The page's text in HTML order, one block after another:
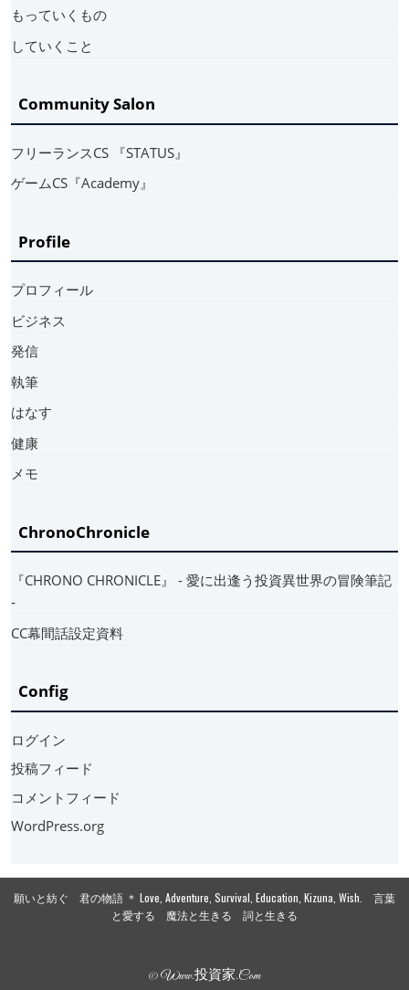
もっていくもの
していくこと
Community Salon
フリーランスCS 『STATUS』
ゲームCS『Academy』
Profile
プロフィール
ビジネス
発信
執筆
はなす
健康
メモ
ChronoChronicle
『CHRONO CHRONICLE』 ‐ 愛に出逢う投資異世界の冒険筆記
‐
CC幕間話設定資料
Config
ログイン
投稿フィード
コメントフィード
WordPress.org
願いと紡ぐ 君の物語 ＊ Love, Adventure, Survival, Education, Kizuna, Wish. 言葉
と愛する 魔法と生きる 詞と生きる
© Www.投資家.com